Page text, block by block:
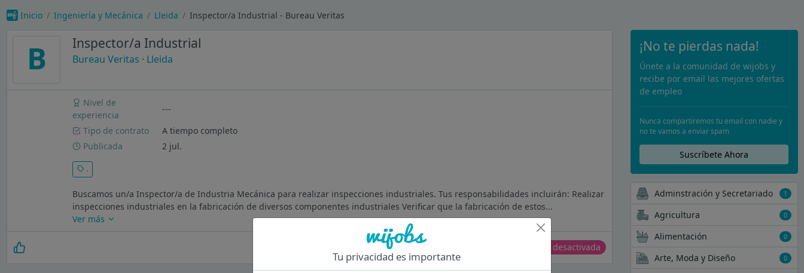
Inicio Ingeniería y Mecánica Lleida Inspector/a Industrial - Bureau Veritas
B Inspector/a Industrial
Bureau Veritas · Lleida
Nivel de
experiencia
---
Tipo de contrato
A tiempo completo
Publicada
2 jul.
.
Buscamos un/a Inspector/a de Industria Mecánica para realizar inspecciones industriales. Tus responsabilidades incluirán: Realizar
inspecciones industriales en la fabricación de diversos componentes industriales Verificar que la fabricación de estos...
Ver más
Oferta desactivada
¡No te pierdas nada!
Únete a la comunidad de wijobs y
recibe por email las mejores ofertas
de empleo
Nunca compartiremos tu email con nadie y
no te vamos a enviar spam
Suscríbete Ahora
Adminstración y Secretariado 1
Agricultura 0
Alimentación 0
Arte, Moda y Diseño 0
Tu privacidad es importante